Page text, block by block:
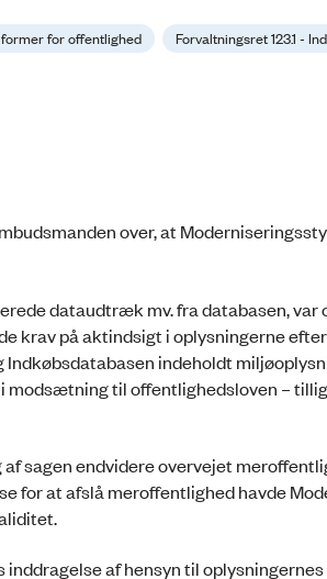
for offentlighed
Forvaltningsret 123.1 -
over, at
dataudtræk mv. fra databasen, var
krav på aktindsigt i oplysningerne
indeholdt
modsætning til offentlighedsloven –
sagen endvidere overvejet
for at afslå meroffentlighed havde
af hensyn til